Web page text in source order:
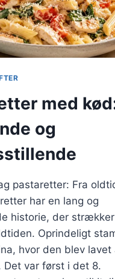
med
og
pastaretter: Fra
har en lang og
historie, der
Oprindeligt
hvor den blev lavet
Det var først i det 8.